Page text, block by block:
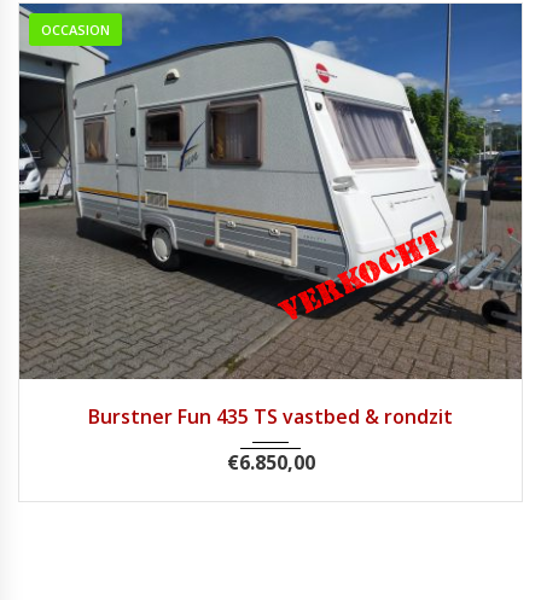
OCCASION
Burstner Fun 435 TS vastbed & rondzit
€6.850,00